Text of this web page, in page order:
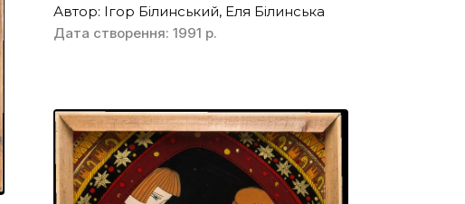
Автор: Ігор Білинський, Еля Білинська
Дата створення: 1991 р.